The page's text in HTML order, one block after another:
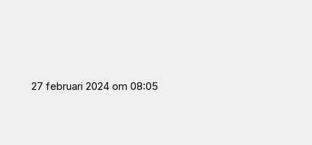
27 februari 2024 om 08:05